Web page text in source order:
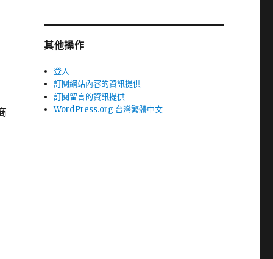
其他操作
登入
訂閱網站內容的資訊提供
訂閱留言的資訊提供
WordPress.org 台灣繁體中文